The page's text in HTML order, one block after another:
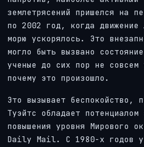
землетрясений пришелся на
по 2002 год, когда движение
морю ускорялось. Это
могло быть вызвано
ученые до сих пор не совсем
почему это произошло.
Это вызывает беспокойство,
Туэйтс обладает потенциалом
повышения уровня Мирового
Daily Mail. С 1980-х годов